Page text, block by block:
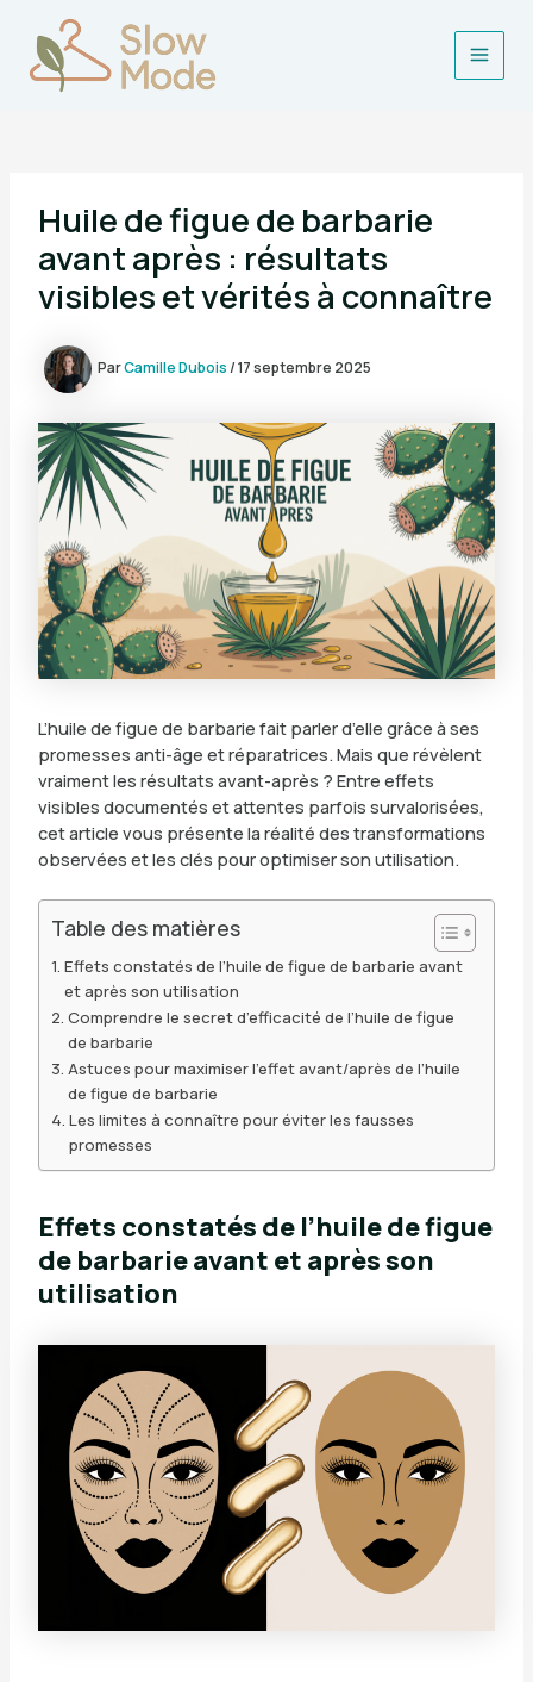
contenu
Main
Huile de figue de barbarie
avant après : résultats
visibles et vérités à connaître
ParCamille Dubois/17 septembre 2025
L’huile de figue de barbarie fait parler d’elle grâce à ses
promesses anti-âge et réparatrices. Mais que révèlent
vraiment les résultats avant-après ? Entre effets
visibles documentés et attentes parfois survalorisées,
cet article vous présente la réalité des transformations
observées et les clés pour optimiser son utilisation.
Table des matières
Effets constatés de l’huile de figue de barbarie avant
et après son utilisation
Comprendre le secret d’efficacité de l’huile de figue
de barbarie
Astuces pour maximiser l’effet avant/après de l’huile
de figue de barbarie
Les limites à connaître pour éviter les fausses
promesses
Effets constatés de l’huile de figue
de barbarie avant et après son
utilisation